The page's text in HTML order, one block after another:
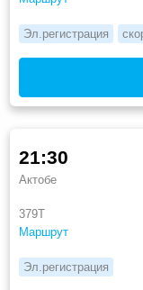
Эл.регистрация
379Т
Маршрут
21:30
Актобе
Эл.регистрация